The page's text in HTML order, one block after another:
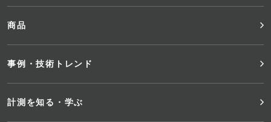
ッ
タ
ー
メ
商品
事例・技術トレンド
計測を知る・学ぶ